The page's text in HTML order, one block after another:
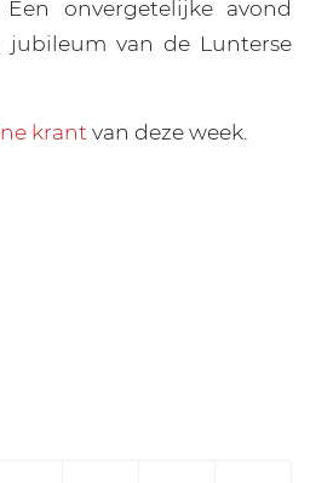
Een onvergetelijke avond
van de Lunterse
krant van deze week.